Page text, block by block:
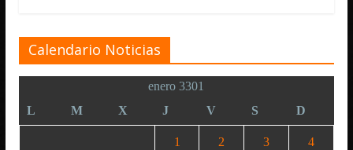
Calendario Noticias
enero 3301
L
M X J V S D
1 2 3 4